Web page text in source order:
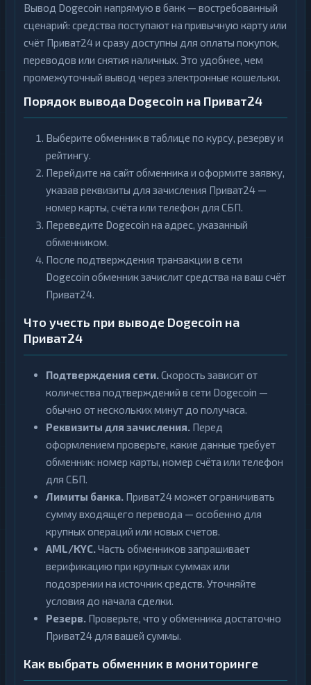
Вывод Dogecoin напрямую в банк — востребованный
сценарий: средства поступают на привычную карту или
счёт Приват24 и сразу доступны для оплаты покупок,
переводов или снятия наличных. Это удобнее, чем
промежуточный вывод через электронные кошельки.
Порядок вывода Dogecoin на Приват24
Выберите обменник в таблице по курсу, резерву и
рейтингу.
Перейдите на сайт обменника и оформите заявку,
указав реквизиты для зачисления Приват24 —
номер карты, счёта или телефон для СБП.
Переведите Dogecoin на адрес, указанный
обменником.
После подтверждения транзакции в сети
Dogecoin обменник зачислит средства на ваш счёт
Приват24.
Что учесть при выводе Dogecoin на
Приват24
Подтверждения сети.Скорость зависит от
количества подтверждений в сети Dogecoin —
обычно от нескольких минут до получаса.
Реквизиты для зачисления. Перед
оформлением проверьте, какие данные требует
обменник: номер карты, номер счёта или телефон
для СБП.
Лимиты банка. Приват24 может ограничивать
сумму входящего перевода — особенно для
крупных операций или новых счетов.
AML/KYC.Часть обменников запрашивает
верификацию при крупных суммах или
подозрении на источник средств. Уточняйте
условия до начала сделки.
Резерв. Проверьте, что у обменника достаточно
Приват24 для вашей суммы.
Как выбрать обменник в мониторинге